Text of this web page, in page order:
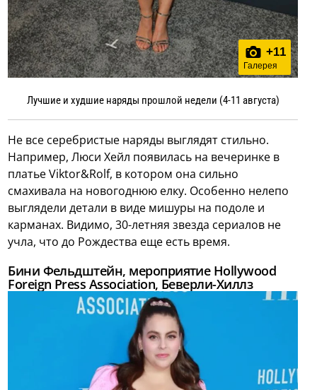
+11
Галерея
Лучшие и худшие наряды прошлой недели (4-11 августа)
Не все серебристые наряды выглядят стильно.
Например, Люси Хейл появилась на вечеринке в
платье Viktor&Rolf, в котором она сильно
смахивала на новогоднюю елку. Особенно нелепо
выглядели детали в виде мишуры на подоле и
карманах. Видимо, 30-летняя звезда сериалов не
учла, что до Рождества еще есть время.
Бини Фельдштейн, мероприятие Hollywood
Foreign Press Association, Беверли-Хиллз